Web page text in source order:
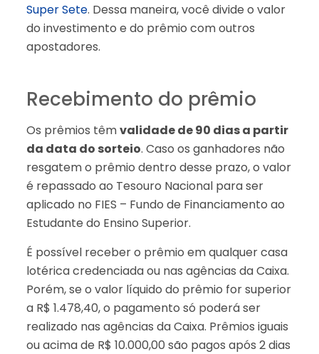
Super Sete. Dessa maneira, você divide o valor
do investimento e do prêmio com outros
apostadores.
Recebimento do prêmio
Os prêmios têmvalidade de 90 dias a partir
da data do sorteio. Caso os ganhadores não
resgatem o prêmio dentro desse prazo, o valor
é repassado ao Tesouro Nacional para ser
aplicado no FIES – Fundo de Financiamento ao
Estudante do Ensino Superior.
É possível receber o prêmio em qualquer casa
lotérica credenciada ou nas agências da Caixa.
Porém, se o valor líquido do prêmio for superior
a R$ 1.478,40, o pagamento só poderá ser
realizado nas agências da Caixa. Prêmios iguais
ou acima de R$ 10.000,00 são pagos após 2 dias